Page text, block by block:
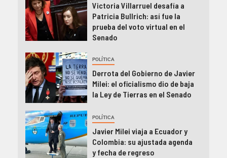
Victoria Villarruel desafía a
Patricia Bullrich: así fue la
prueba del voto virtual en el
Senado
POLÍTICA
Derrota del Gobierno de Javier
Milei: el oficialismo dio de baja
la Ley de Tierras en el Senado
POLÍTICA
Javier Milei viaja a Ecuador y
Colombia: su ajustada agenda
y fecha de regreso